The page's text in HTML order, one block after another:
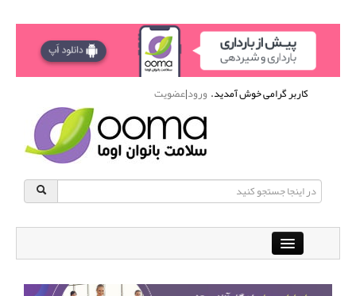
کاربر گرامی خوش آمدید.ورود|عضویت
باشگاه آنلاین ورزشی اوما